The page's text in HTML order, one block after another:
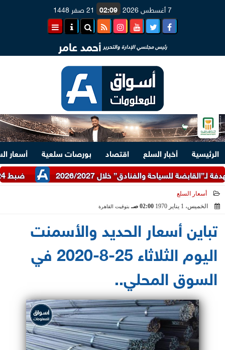
7 أغسطس 2026 02:09 21 صفر 1448
رئيس مجلسي الإدارة والتحرير أحمد عامر
الرئيسية أخبار السلع اقتصاد بورصات سلعية
أسعار
ضبط 24 طن دقيق أبيض وبلدي مدعم عبر شرطة التموين
أسعار السلع
الخميس، 1 يناير 1970
02:00 صـ بتوقيت القاهرة
تباين أسعار الحديد والأسمنت
اليوم الثلاثاء 25-8-2020 في
السوق المحلي..